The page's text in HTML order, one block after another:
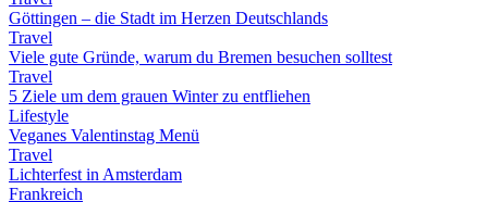
Göttingen – die Stadt im Herzen Deutschlands
Travel
Viele gute Gründe, warum du Bremen besuchen solltest
Travel
5 Ziele um dem grauen Winter zu entfliehen
Lifestyle
Veganes Valentinstag Menü
Travel
Lichterfest in Amsterdam
Frankreich